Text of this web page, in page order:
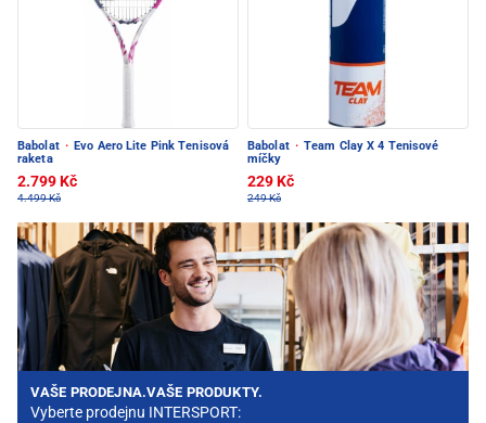
Babolat · Evo Aero Lite Pink Tenisová
raketa
2.799 Kč
4.499 Kč
Babolat · Team Clay X 4 Tenisové
míčky
229 Kč
249 Kč
VAŠE PRODEJNA.VAŠE PRODUKTY.
Vyberte prodejnu INTERSPORT: